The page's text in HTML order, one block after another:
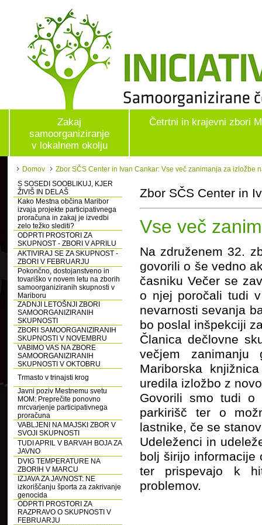
Zakaj
samoorganiziranje
v lokalnem okolju
Četrtni in krajevni zbori
Domov
Zbor SČS Center in Ivan Cankar: Vse več zanimanja za izložbe
S SOSEDI SOOBLIKUJ, KJER
ŽIVIŠ IN DELAŠ
Kako Mestna občina Maribor
izvaja projekte participativnega
proračuna in zakaj je izvedbi
zelo težko slediti?
ODPRTI PROSTORI ZA
SKUPNOST - ZBORI V APRILU
AKTIVIRAJ SE ZA SKUPNOST -
ZBORI V FEBRUARJU
Pokončno, dostojanstveno in
tovariško v novem letu na zborih
samoorganiziranih skupnosti v
Mariboru
ZADNJI LETOŠNJI ZBORI
SAMOORGANIZIRANIH
SKUPNOSTI
ZBORI SAMOORGANIZIRANIH
SKUPNOSTI V NOVEMBRU
VABIMO VAS NA ZBORE
SAMOORGANIZIRANIH
SKUPNOSTI V OKTOBRU
Trmasto v trinajsti krog
Javni poziv Mestnemu svetu
MOM: Preprečite ponovno
mrcvarjenje participativnega
proračuna
VABLJENI NA MAJSKI ZBOR V
SVOJI SKUPNOSTI
TUDI APRIL V BARVAH BOJA ZA
JAVNO
DVIG TEMPERATURE NA
ZBORIH V MARCU
IZJAVA ZA JAVNOST: NE
izkoriščanju športa za zakrivanje
genocida
ODPRTI PROSTORI ZA
RAZPRAVO O SKUPNOSTI V
FEBRUARJU
Zbor SČS Center in
Vse več
Na združenem 32.
govorili o še vedno
časniku Večer se
o njej poročali tudi
nevarnosti sevanja
bo poslal inšpekciji
Članica dečlovne
večjem zanimanju
Mariborska
uredila izložbo z
Govorili smo tudi o
parkirišč ter o
lastnike, če se
Udeleženci in
bolj širijo informacije
ter prispevajo k
problemov.